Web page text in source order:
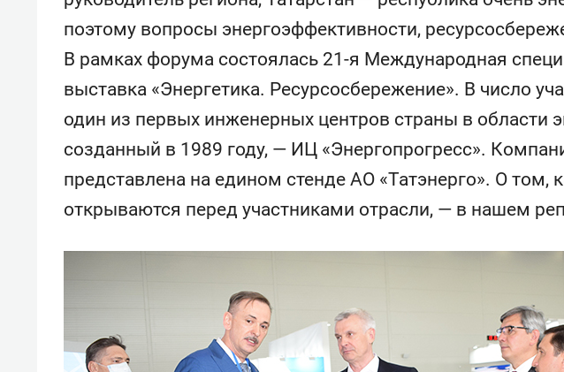
поэтому вопросы энергоэффективности,
В рамках форума состоялась 21-я Международная
выставка «Энергетика. Ресурсосбережение». В число
один из первых инженерных центров страны в области
созданный в 1989 году, — ИЦ «Энергопрогресс».
представлена на едином стенде АО «Татэнерго». О том,
открываются перед участниками отрасли, — в нашем